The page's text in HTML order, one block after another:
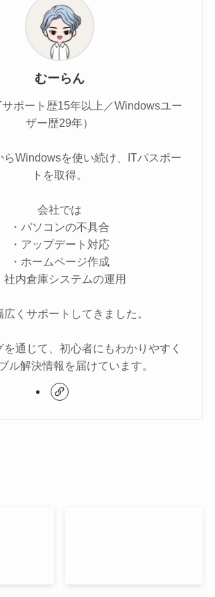
むーらん
ポート歴15年以上／Windowsユー
ザー歴29年）
らWindowsを使い続け、ITパスポー
トを取得。
会社では
・パソコンの不具合
・アップデート対応
・ホームページ作成
社内倉庫システムの運用
広くサポートしてきました。
通じて、初心者にもわかりやすく
ル解決情報を届けています。